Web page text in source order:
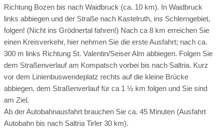
Richtung Bozen bis nach Waidbruck (ca. 10 km). In Waidbruck
links abbiegen und der Straße nach Kastelruth, ins Schlerngebiet,
folgen! (Nicht ins Grödnertal fahren!) Nach ca 8 km erreichen Sie
einen Kreisverkehr, hier nehmen Sie die erste Ausfahrt; nach ca.
300 m links Richtung St. Valentin/Seiser Alm abbiegen. Folgen Sie
dem Straßenverlauf am Kompatsch vorbei bis nach Saltria. Kurz
vor dem Linienbuswendeplatz rechts auf die kleine Brücke
abbiegen, dem Straßenverlauf für ca 1 ½ km folgen und Sie sind
am Ziel.
Ab der Autobahnausfahrt brauchen Sie ca. 45 Minuten (Ausfahrt
Autobahn bis nach Saltria Tirler 30 km).